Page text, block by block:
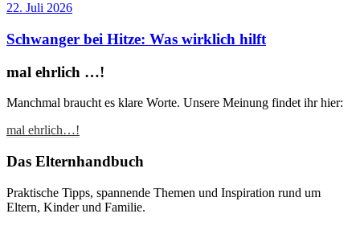
22. Juli 2026
Schwanger bei Hitze: Was wirklich hilft
mal ehrlich …!
Manchmal braucht es klare Worte. Unsere Meinung findet ihr hier:
mal ehrlich…!
Das Elternhandbuch
Praktische Tipps, spannende Themen und Inspiration rund um
Eltern, Kinder und Familie.